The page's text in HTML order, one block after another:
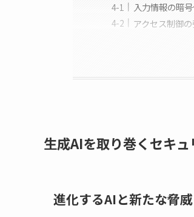
入力情報の暗
アクセス制御
生成AIを取り巻くセキ
進化するAIと新たな脅威